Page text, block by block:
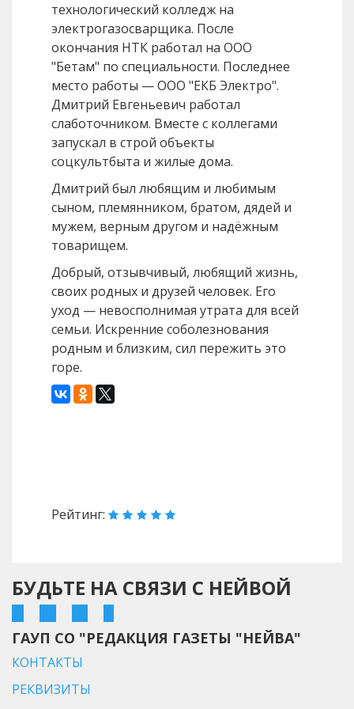
технологический колледж на
электрогазосварщика. После
окончания НТК работал на ООО
"Бетам" по специальности. Последнее
место работы — ООО "ЕКБ Электро".
Дмитрий Евгеньевич работал
слаботочником. Вместе с коллегами
запускал в строй объекты
соцкультбыта и жилые дома.
Дмитрий был любящим и любимым
сыном, племянником, братом, дядей и
мужем, верным другом и надёжным
товарищем.
Добрый, отзывчивый, любящий жизнь,
своих родных и друзей человек. Его
уход — невосполнимая утрата для всей
семьи. Искренние соболезнования
родным и близким, сил пережить это
горе.
Рейтинг:
БУДЬТЕ НА СВЯЗИ С НЕЙВОЙ
ГАУП СО "РЕДАКЦИЯ ГАЗЕТЫ "НЕЙВА"
КОНТАКТЫ
РЕКВИЗИТЫ